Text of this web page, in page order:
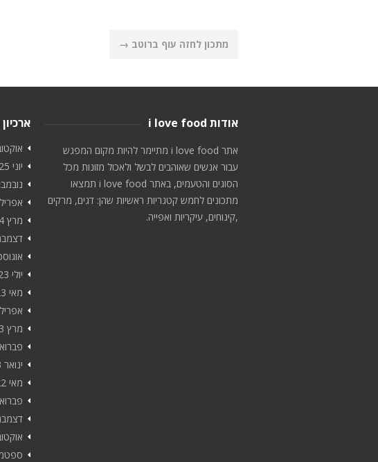
Post
מתכון לחזה עוף ברוטב →
אודות i love food
אתר i love food מתיימר להיות מקום המפגש
עבור אנשים שאוהבים לבשל ולאכול מזונות מכל
הסוגים והטעמים, באתר i love food תמצאו
מתכונים לחמש קטגריות ראשיות שהן: דגים, מרקים
,קינוחים, עיקריות ואפייה.
אוקטובר
יוני 2025
נובמבר
אפריל 2024
מרץ 2024
דצמבר
אוגוסט
יולי 2023
מאי 2023
אפריל 2023
מרץ 2023
פברואר
ינואר 2023
מאי 2022
פברואר
דצמבר
אוקטובר
ספטמבר